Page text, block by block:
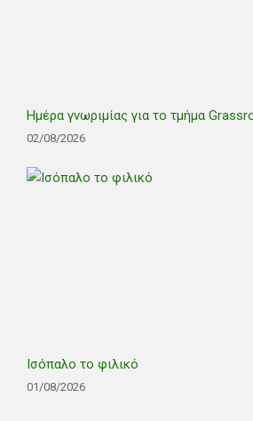
Ημέρα γνωριμίας για το τμήμα
02/08/2026
Ισόπαλο το φιλικό
01/08/2026